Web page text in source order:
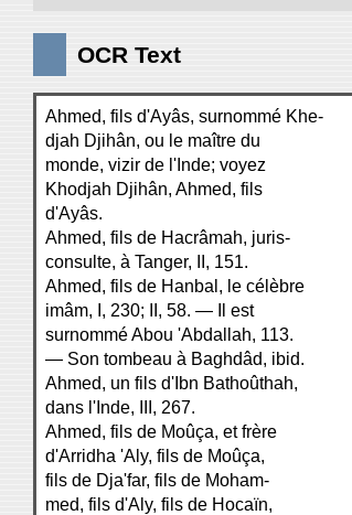
OCR Text
Ahmed, fils d'Ayâs, surnommé Khe-
djah Djihân, ou le maître du
monde, vizir de l'Inde; voyez
Khodjah Djihân, Ahmed, fils
d'Ayâs.
Ahmed, fils de Hacrâmah, juris-
consulte, à Tanger, II, 151.
Ahmed, fils de Hanbal, le célèbre
imâm, I, 230; II, 58. — Il est
surnommé Abou 'Abdallah, 113.
— Son tombeau à Baghdâd, ibid.
Ahmed, un fils d'Ibn Bathoûthah,
dans l'Inde, III, 267.
Ahmed, fils de Moûça, et frère
d'Arridha 'Aly, fils de Moûça,
fils de Dja'far, fils de Moham-
med, fils d'Aly, fils de Hocaïn,